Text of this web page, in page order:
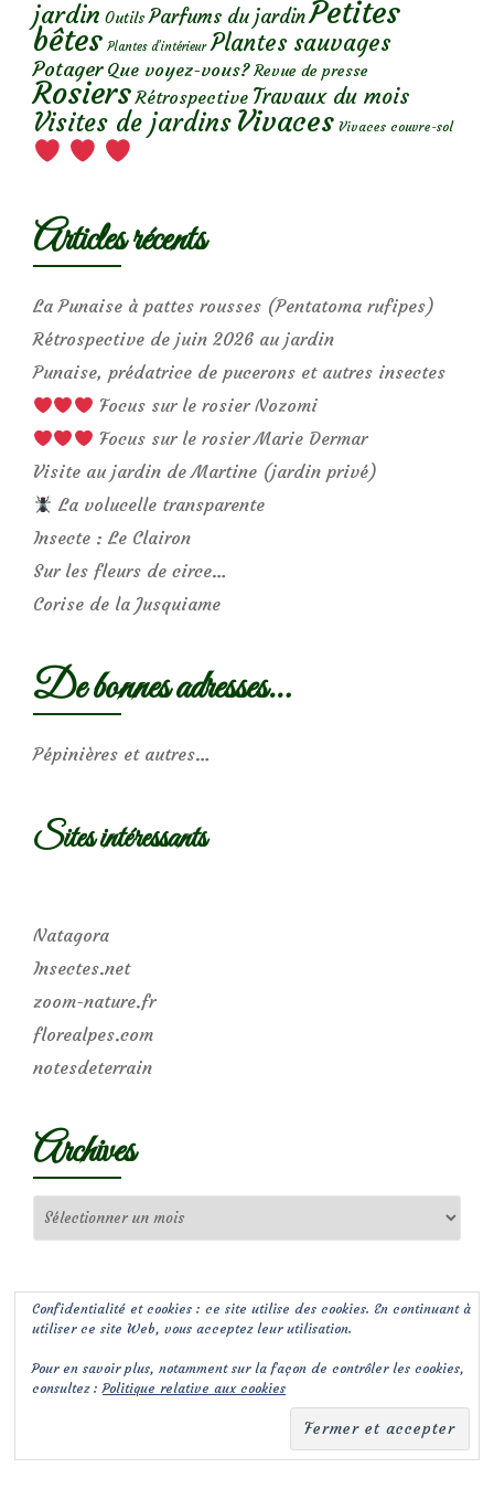
jardin Outils Parfums du jardinPetites
bêtes Plantes d’intérieur Plantes sauvages
Potager Que voyez-vous? Revue de presse
Rosiers Rétrospective Travaux du mois
Visites de jardins Vivaces Vivaces couvre-sol
Articles récents
La Punaise à pattes rousses (Pentatoma rufipes)
Rétrospective de juin 2026 au jardin
Punaise, prédatrice de pucerons et autres insectes
Focus sur le rosier Nozomi
Focus sur le rosier Marie Dermar
Visite au jardin de Martine (jardin privé)
La volucelle transparente
Insecte : Le Clairon
Sur les fleurs de circe…
Corise de la Jusquiame
De bonnes adresses…
Pépinières et autres…
Sites intéressants
Natagora
Insectes.net
zoom-nature.fr
florealpes.com
notesdeterrain
Archives
Confidentialité et cookies : ce site utilise des cookies. En continuant à
utiliser ce site Web, vous acceptez leur utilisation.
Pour en savoir plus, notamment sur la façon de contrôler les cookies,
consultez :Politique relative aux cookies